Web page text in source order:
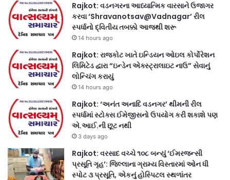
Rajkot: વડનગરના આધ્યાત્મિક વારસાને ઉજાગર
કરવા ‘Shravanotsav@Vadnagar’ રીલ
સ્પર્ધાનો દ્વિતીય તબક્કો આજથી શરૂ
14 hours ago
Rajkot: રાજકોટ ખાતે ઇન્ડિયન ઓઇલ કોર્પોરેશન
લિમિટેડ દ્વારા “ઇન્ડેન એક્સ્ટ્રાલાઇટ નાઉ” સેવાનું
લોન્ચિંગ કરાયું
14 hours ago
Rajkot: ‘અનંત અનાદિ વડનગર’ થીમની રીલ
સ્પર્ધામાં સ્ટોક્સ ઈમેજીસનો ઉપયોગ કરી શકાશે પણ
એ.આઈ.ની છૂટ નથી
3 days ago
Rajkot: વરસાદ વચ્ચે ૧૦૮ બન્યું ‘ઈમરજન્સી
પ્રસૂતિ ગૃહ’: જિલ્લાના ગ્રામ્ય વિસ્તારમાં ઓન ધી
સ્પોટ ૩ પ્રસૂતિ, એકનું હોસ્પિટલ સ્થળાંતર